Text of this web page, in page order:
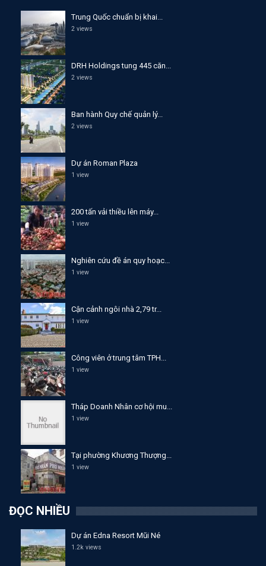
Trung Quốc chuẩn bị khai...
2 views
DRH Holdings tung 445 căn...
2 views
Ban hành Quy chế quản lý...
2 views
Dự án Roman Plaza
1 view
200 tấn vải thiều lên máy...
1 view
Nghiên cứu đề án quy hoạc...
1 view
Cận cảnh ngôi nhà 2,79 tr...
1 view
Công viên ở trung tâm TPH...
1 view
Tháp Doanh Nhân cơ hội mu...
1 view
Tại phường Khương Thượng...
1 view
ĐỌC NHIỀU
Dự án Edna Resort Mũi Né
1.2k views